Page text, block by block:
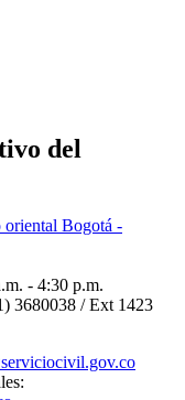
del
oriental Bogotá -
- 4:30 p.m.
3680038 / Ext 1423